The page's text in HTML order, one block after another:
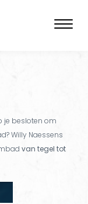
je besloten om
Willy Naessens
van tegel tot